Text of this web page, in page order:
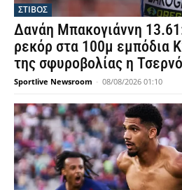
ΣΤΙΒΟΣ
Δανάη Μπακογιάννη
ρεκόρ στα 100μ εμπόδια
της σφυροβολίας η
Sportlive Newsroom - 08/08/2026 01:10